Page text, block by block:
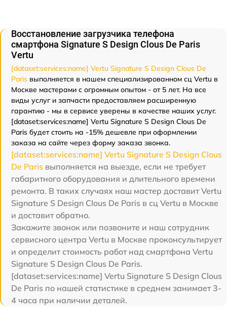
Восстановление загрузчика телефона
смартфона Signature S Design Clous De Paris
Vertu
[dataset:services:name] Vertu Signature S Design Clous De
Paris выполняется в нашем специализированном сц Vertu в
Москве мастерами с огромным опытом - от 5 лет. На все
виды услуг и запчасти предоставляем расширенную
гарантию - мы в сервисе уверены в качестве наших услуг.
[dataset:services:name] Vertu Signature S Design Clous De
Paris будет стоить на -15% дешевле при оформлении
заказа на сайте через форму заказа звонка.
[dataset:services:name] Vertu Signature S Design Clous
De Paris выполняется на выезде, если не требует
габаритного оборудования и длительного времени
ремонта. В таких случаях наш мастер доставит Vertu
Signature S Design Clous De Paris в сц Vertu в Москве
и доставит обратно.
Закажите звонок или позвоните и наш сотрудник
сервисного центра Vertu в Москве проконсультирует
и определит стоимость работ над смартфона Vertu
Signature S Design Clous De Paris.
[dataset:services:name] Vertu Signature S Design Clous
De Paris по нашей статистике в среднем занимает 3-
4 часа при наличии деталей.